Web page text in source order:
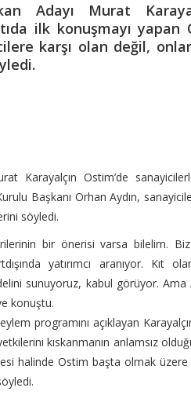
Adayı Murat
ilk konuşmayı yapan
karşı olan değil,
Karayalçın Ostim’de
Başkanı Orhan Aydın,
söyledi.
bir önerisi varsa bilelim. Biz
yatırımcı aranıyor. Kıt
sunuyoruz, kabul görüyor. Ama
konuştu.
programını açıklayan
kıskanmanın anlamsız
halinde Ostim başta olmak